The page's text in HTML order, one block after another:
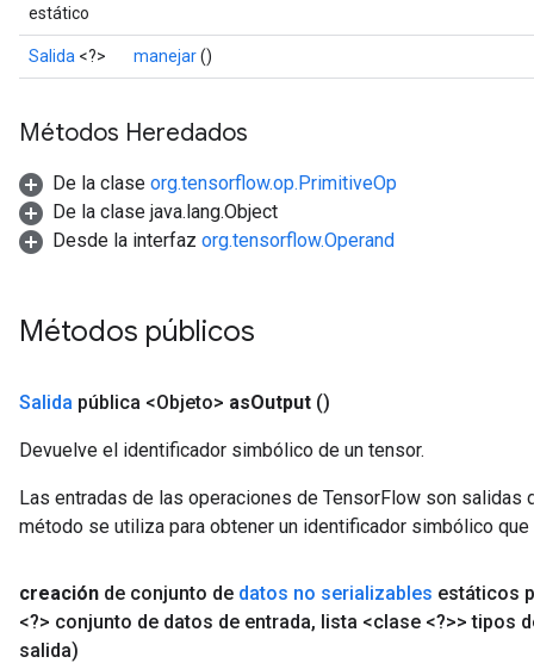
estático
Salida <?> manejar()
Métodos Heredados
De la clase org.tensorflow.op.PrimitiveOp
De la clase java.lang.Object
Desde la interfaz org.tensorflow.Operand
Métodos públicos
Salida pública <Objeto> asOutput ()
Devuelve el identificador simbólico de un tensor.
Las entradas de las operaciones de TensorFlow son salidas
método se utiliza para obtener un identificador simbólico
creación de conjunto de datos no serializables estáticos
<?> conjunto de datos de entrada, lista <clase <?>> tipos
salida)